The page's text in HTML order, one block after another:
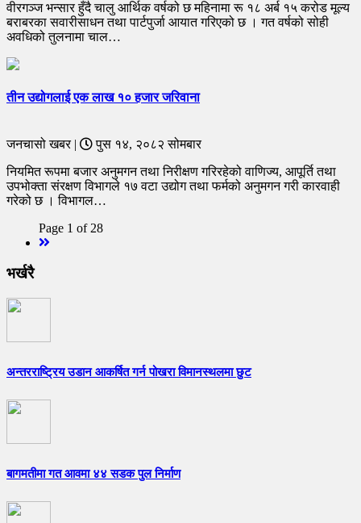
वीरगञ्ज भन्सार हुँदै चालु आर्थिक वर्षको छ महिनामा रू १८ अर्ब १५ करोड मूल्य
बराबरका सवारीसाधन तथा पार्टपुर्जा आयात गरिएको छ । गत वर्षको सोही
अवधिको तुलनामा चाल…
तीन उद्योगलाई एक लाख १० हजार जरिवाना
जनचासो खबर |
पुस १४, २०८२ सोमबार
नियमित रूपमा बजार अनुमगन तथा निरीक्षण गरिरहेको वाणिज्य, आपूर्ति तथा
उपभोक्ता संरक्षण विभागले १७ वटा उद्योग तथा फर्मको अनुमगन गरी कारवाही
गरेको छ । विभागल…
Page 1 of 28
भर्खरै
अन्तरराष्ट्रिय उडान आकर्षित गर्न पोखरा विमानस्थलमा छुट
बागमतीमा गत आवमा ४४ सडक पुल निर्माण